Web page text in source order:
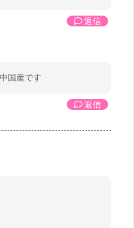
返信
国産です
返信